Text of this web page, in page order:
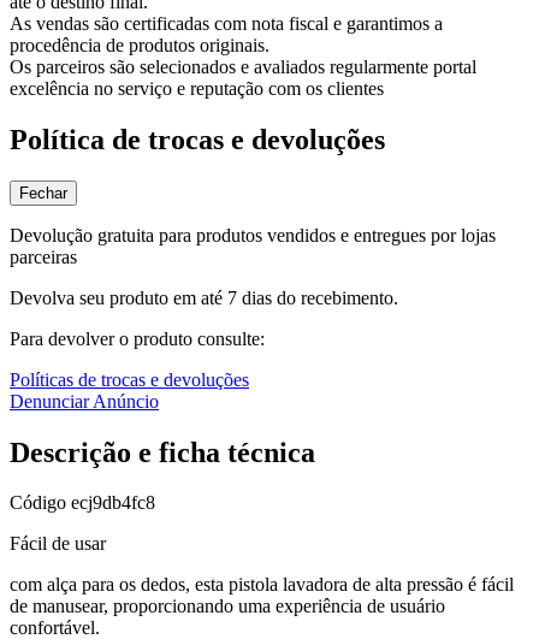
As vendas são certificadas com nota fiscal e garantimos a
procedência de produtos originais.
Os parceiros são selecionados e avaliados regularmente portal
excelência no serviço e reputação com os clientes
Política de trocas e devoluções
Fechar
Devolução gratuita para produtos vendidos e entregues por lojas
parceiras
Devolva seu produto em até 7 dias do recebimento.
Para devolver o produto consulte:
Políticas de trocas e devoluções
Denunciar Anúncio
Descrição e ficha técnica
Código ecj9db4fc8
Fácil de usar
com alça para os dedos, esta pistola lavadora de alta pressão é fácil
de manusear, proporcionando uma experiência de usuário
confortável.